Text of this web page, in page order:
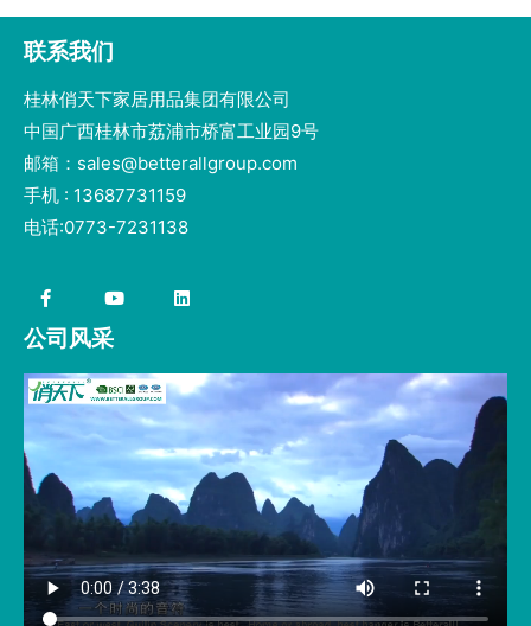
联系我们
桂林俏天下家居用品集团有限公司
中国广西桂林市荔浦市桥富工业园9号
邮箱：sales@betterallgroup.com
手机 : 13687731159
电话:0773-7231138
公司风采